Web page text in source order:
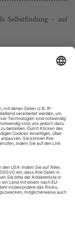
Selbstfindung - auf
Holländer» in
in Budapest,
in Bayreuth
Das Teatro
gehört kaum
Es hat
Irrlichternd ihr
Hände und
sie fühlt sich